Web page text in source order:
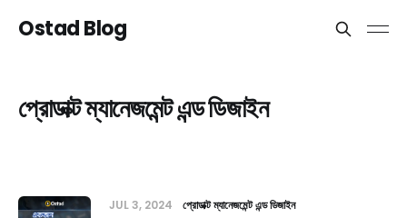
Ostad Blog
প্রোডাক্ট ম্যানেজমেন্ট এন্ড ডিজাইন
JUL 3, 2024 প্রোডাক্ট ম্যানেজমেন্ট এন্ড ডিজাইন